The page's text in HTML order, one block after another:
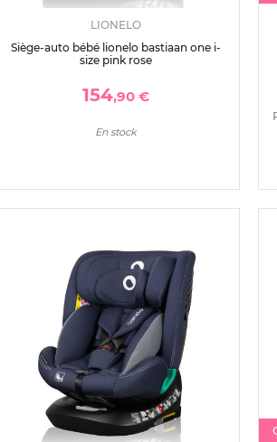
LIONELO
Siège-auto bébé lionelo bastiaan one i-
size pink rose
154,90 €
En stock